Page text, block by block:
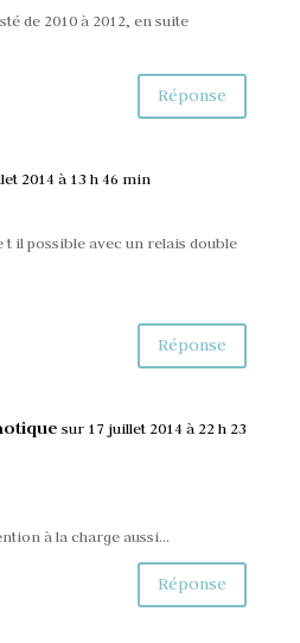
de 2010 à 2012, en suite
Réponse
2014 à 13 h 46 min
t il possible avec un relais double
Réponse
sur 17 juillet 2014 à 22 h 23
à la charge aussi…
Réponse